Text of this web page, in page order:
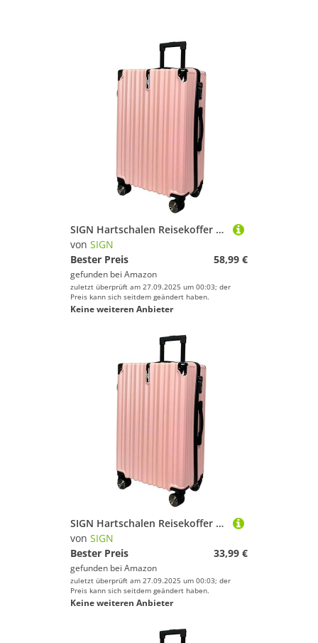
SIGN Hartschalen Reisekoffer Trolley ABS Tasche Leicht 4 Doppelrollen (Handgepäck-Mittel-Groß-Set) Nummernschloss (Pink, Großer Koffer (75cm))
von SIGN
Bester Preis
58,99 €
gefunden bei Amazon
zuletzt überprüft am 27.09.2025 um 00:03; der
Preis kann sich seitdem geändert haben.
Keine weiteren Anbieter
SIGN Hartschalen Reisekoffer Trolley ABS Tasche Leicht 4 Doppelrollen (Handgepäck-Mittel-Groß-Set) Nummernschloss (Pink, Handgepäck (55cm))
von SIGN
Bester Preis
33,99 €
gefunden bei Amazon
zuletzt überprüft am 27.09.2025 um 00:03; der
Preis kann sich seitdem geändert haben.
Keine weiteren Anbieter